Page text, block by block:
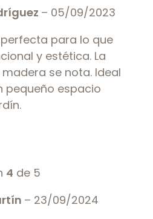
– 05/09/2023
para lo que
y estética. La
se nota. Ideal
pequeño espacio
4 de 5
– 23/09/2024